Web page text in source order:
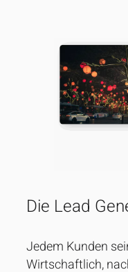
Die Lead
Jedem Kunden
Wirtschaftlich,